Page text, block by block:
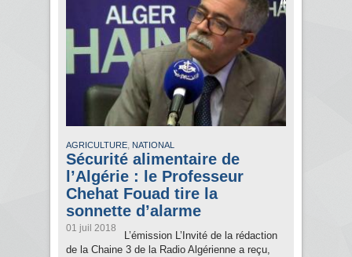
AGRICULTURE, NATIONAL
Sécurité alimentaire de
l’Algérie : le Professeur
Chehat Fouad tire la
sonnette d’alarme
01 juil 2018
L’émission L’Invité de la rédaction
de la Chaine 3 de la Radio Algérienne a reçu,